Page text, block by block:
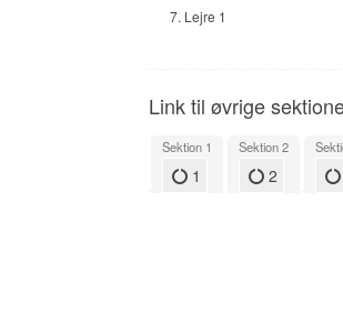
7. Lejre 1
Link til øvrige
Sektion 1
1
Sektion 2
2